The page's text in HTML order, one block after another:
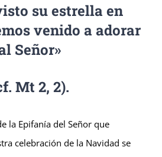
su estrella en
venido a adorar
Señor»
Mt 2, 2).
la Epifanía del Señor que
celebración de la Navidad se